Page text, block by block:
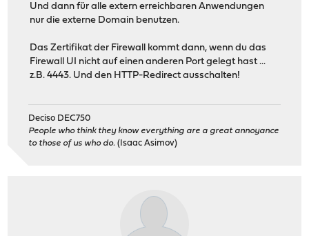
Und dann für alle extern erreichbaren Anwendungen
nur die externe Domain benutzen.
Das Zertifikat der Firewall kommt dann, wenn du das
Firewall UI nicht auf einen anderen Port gelegt hast ...
z.B. 4443. Und den HTTP-Redirect ausschalten!
Deciso DEC750
People who think they know everything are a great annoyance
to those of us who do. (Isaac Asimov)